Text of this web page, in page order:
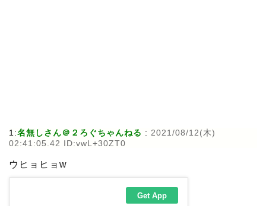
1:名無しさん＠２ろぐちゃんねる : 2021/08/12(木)
02:41:05.42 ID:vwL+30ZT0
ウヒョヒョw